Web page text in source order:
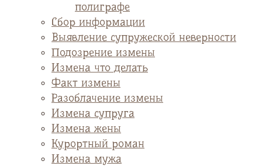
полиграфе
Сбор информации
Выявление супружеской неверности
Подозрение измены
Измена что делать
Факт измены
Разоблачение измены
Измена супруга
Измена жены
Курортный роман
Измена мужа